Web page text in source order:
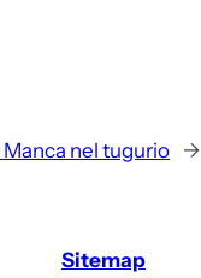
Manca nel tugurio →
Sitemap